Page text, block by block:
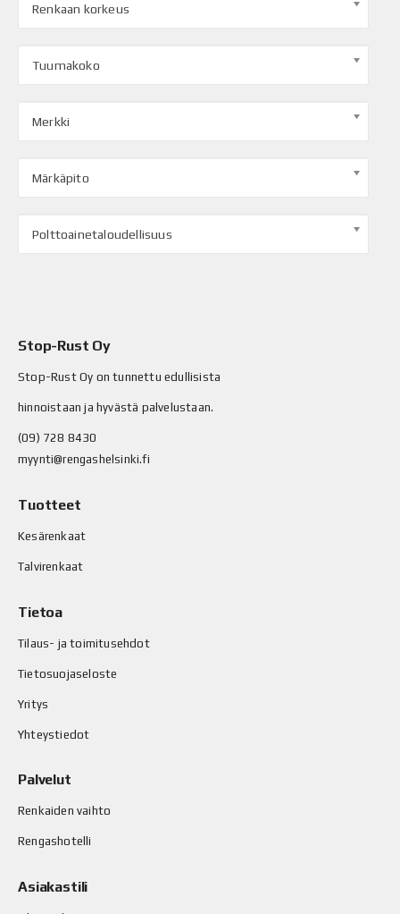
Renkaan korkeus
Tuumakoko
Merkki
Märkäpito
Polttoainetaloudellisuus
Stop-Rust Oy
Stop-Rust Oy on tunnettu edullisista
hinnoistaan ja hyvästä palvelustaan.
(09) 728 8430
myynti@rengashelsinki.fi
Tuotteet
Kesärenkaat
Talvirenkaat
Tietoa
Tilaus- ja toimitusehdot
Tietosuojaseloste
Yritys
Yhteystiedot
Palvelut
Renkaiden vaihto
Rengashotelli
Asiakastili